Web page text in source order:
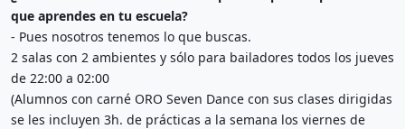
2 salas con 2 ambientes y sólo para bailadores todos los jueves
(Alumnos con carné ORO Seven Dance con sus clases dirigidas
se les incluyen 3h. de prácticas a la semana los viernes de